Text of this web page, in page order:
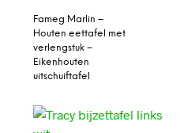
Fameg Marlin –
Houten eettafel met
verlengstuk –
Eikenhouten
uitschuiftafel